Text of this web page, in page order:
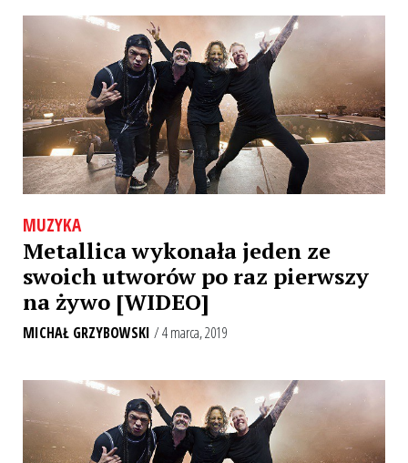
MUZYKA
Metallica wykonała jeden ze
swoich utworów po raz pierwszy
na żywo [WIDEO]
MICHAŁ GRZYBOWSKI / 4 marca, 2019